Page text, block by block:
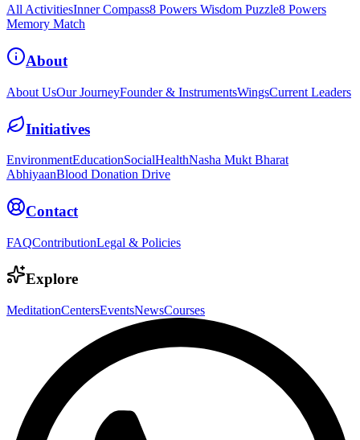
All ActivitiesInner Compass8 Powers Wisdom Puzzle8 Powers
Memory Match
About
About UsOur JourneyFounder & InstrumentsWingsCurrent Leaders
Initiatives
EnvironmentEducationSocialHealthNasha Mukt Bharat
AbhiyaanBlood Donation Drive
Contact
FAQContributionLegal & Policies
Explore
MeditationCentersEventsNewsCourses